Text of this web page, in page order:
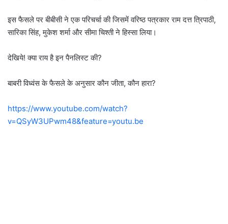
इस फैसले पर बीबीसी ने एक परिचर्चा की जिसमें वरिष्ठ पत्रकार राम दत्त त्रिपाठी,
सारिका सिंह, मुकेश शर्मा और सीमा चिश्ती ने हिस्सा लिया।
देखिये! क्या राय है इन पैनलिस्ट की?
बाबरी विध्वंस के फैसले के अनुसार कौन जीता, कौन हारा?
https://www.youtube.com/watch?
v=QSyW3UPwm48&feature=youtu.be